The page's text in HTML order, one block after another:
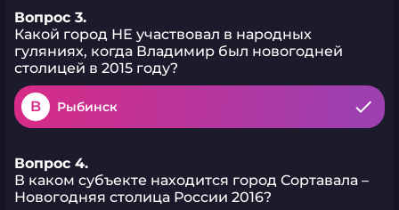
Вопрос 3.
Какой город НЕ участвовал в народных
гуляниях, когда Владимир был новогодней
столицей в 2015 году?
B Рыбинск
Вопрос 4.
В каком субъекте находится город Сортавала –
Новогодняя столица России 2016?